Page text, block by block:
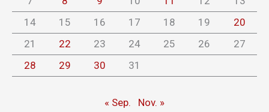
14
15 16 17 18 19
20
21
22 23 24 25 26
27
28
29 30 31
« Sep. Nov. »